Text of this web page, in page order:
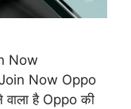
Now
Now Oppo
है Oppo की